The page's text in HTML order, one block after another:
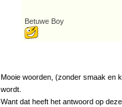
Betuwe Boy
Mooie woorden, (zonder smaak en
wordt.
Want dat heeft het antwoord op